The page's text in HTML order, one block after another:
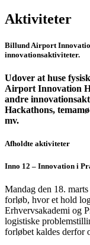
Aktiviteter
Billund Airport
innovationsaktiviteter.
Udover at huse
Airport Innovation
andre
Hackathons,
mv.
Afholdte aktiviteter
Inno 12 – Innovation i
Mandag den 18.
forløb, hvor et hold
Erhvervsakademi og
logistiske
forløbet kaldes derfor